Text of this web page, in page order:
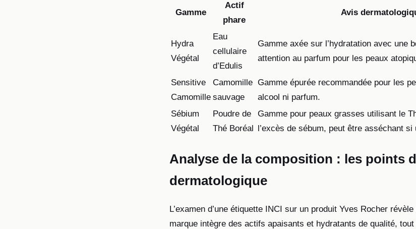
Gamme
Actif
phare
Avis
Hydra
Végétal
Eau
cellulaire
d’Edulis
Gamme axée sur l’hydratation avec une
attention au parfum pour les peaux
Sensitive
Camomille
Camomille
sauvage
Gamme épurée recommandée pour les
alcool ni parfum.
Sébium
Végétal
Poudre de
Thé Boréal
Gamme pour peaux grasses utilisant le
l’excès de sébum, peut être asséchant
Analyse de la composition : les points
dermatologique
L’examen d’une étiquette INCI sur un produit Yves Rocher
marque intègre des actifs apaisants et hydratants de qualité,